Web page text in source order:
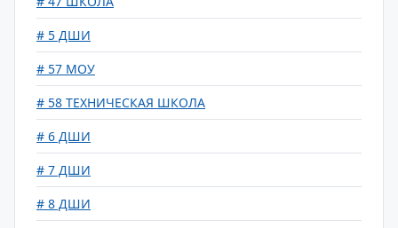
# 5 ДШИ
# 57 МОУ
# 58 ТЕХНИЧЕСКАЯ ШКОЛА
# 6 ДШИ
# 7 ДШИ
# 8 ДШИ